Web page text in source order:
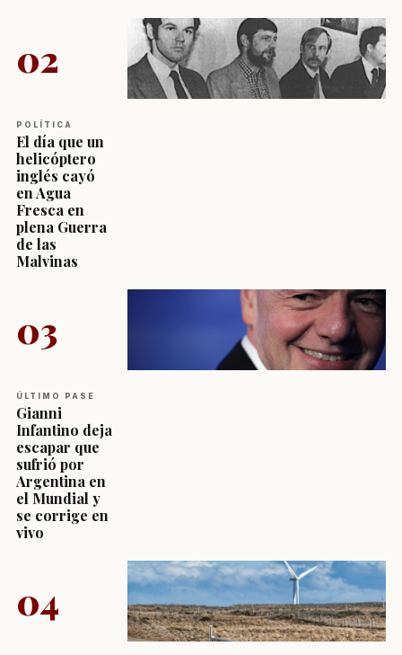
02
POLÍTICA
El día que un
helicóptero
inglés cayó
en Agua
Fresca en
plena Guerra
de las
Malvinas
03
ÚLTIMO PASE
Gianni
Infantino deja
escapar que
sufrió por
Argentina en
el Mundial y
se corrige en
vivo
04